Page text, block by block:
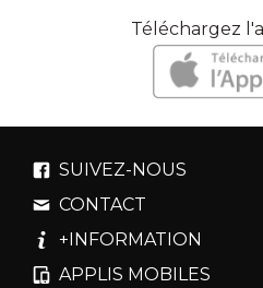
Téléchargez
SUIVEZ-NOUS
CONTACT
+INFORMATION
APPLIS MOBILES